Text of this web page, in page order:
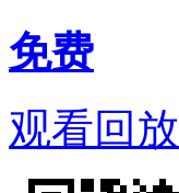
免费
观看回放